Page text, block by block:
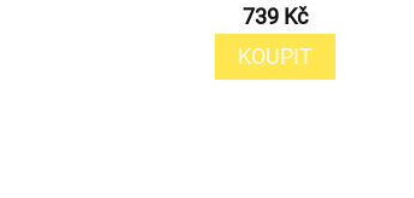
739 Kč
KOUPIT